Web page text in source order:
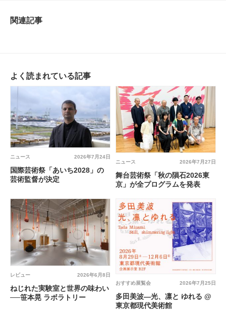
関連記事
よく読まれている記事
2026年7月24日
ニュース
国際芸術祭「あいち2028」の
芸術監督が決定
2026年7月27日
ニュース
舞台芸術祭「秋の隕石2026東
京」が全プログラムを発表
2026年6月8日
レビュー
ねじれた実験室と世界の味わい
──笹本晃 ラボラトリー
2026年7月25日
おすすめ展覧会
多田美波―光、凛と ゆれる @
東京都現代美術館